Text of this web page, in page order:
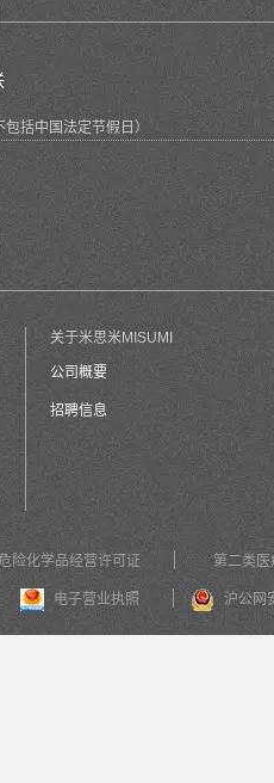
括中国法定节假日）
关于米思米MISUMI
公司概要
招聘信息
险化学品经营许可证 第二类医
电子营业执照 沪公网